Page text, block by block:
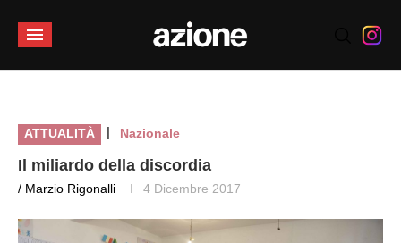
ATTUALITÀ | Nazionale
Il miliardo della discordia
/ Marzio Rigonalli 4 Dicembre 2017